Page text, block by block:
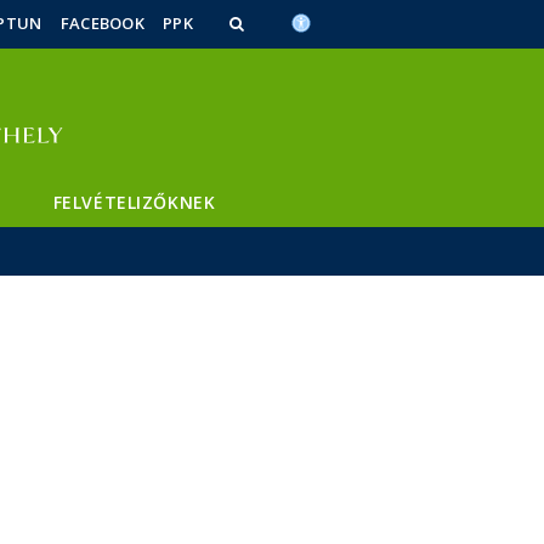
FACEBOOK PPK
FELVÉTELIZŐKNEK